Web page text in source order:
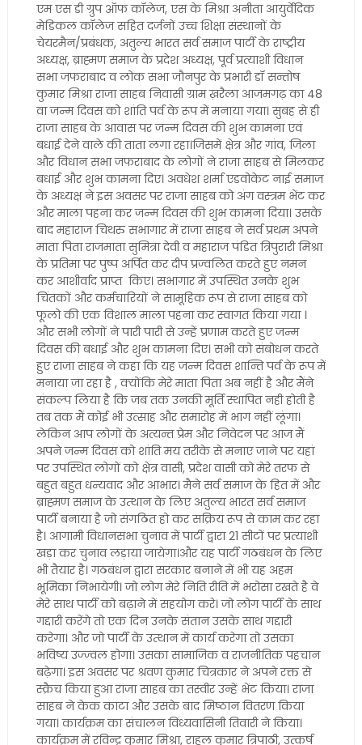
एम एस डी ग्रुप ऑफ कॉलेज, एस के मिश्रा अनीता आयुर्वेदिक
मेडिकल कॉलेज सहित दर्जनों उच्च शिक्षा संस्थानों के
चेयरमैन/प्रबंधक, अतुल्य भारत सर्व समाज पार्टी के राष्ट्रीय
अध्यक्ष, ब्राह्मण समाज के प्रदेश अध्यक्ष, पूर्व प्रत्याशी विधान
सभा जफराबाद व लोक सभा जौनपुर के प्रभारी डॉ सन्तोष
कुमार मिश्रा राजा साहब निवासी ग्राम ख़रैला आजमगढ़ का 48
वा जन्म दिवस को शांति पर्व के रूप में मनाया गया। सुबह से ही
राजा साहब के आवास पर जन्म दिवस की शुभ कामना एवं
बधाई देने वाले की ताता लगा रहा।जिसमें क्षेत्र और गांव, जिला
और विधान सभा जफराबाद के लोगों ने राजा साहब से मिलकर
बधाई और शुभ कामना दिए। अवधेश शर्मा एडवोकेट नाई समाज
के अध्यक्ष ने इस अवसर पर राजा साहब को अंग वस्त्रम भेंट कर
और माला पहना कर जन्म दिवस की शुभ कामना दिया। उसके
बाद महाराज चिथरु सभागार में राजा साहब ने सर्व प्रथम अपने
माता पिता राजमाता सुमित्रा देवी व महाराज पंडित त्रिपुरारी मिश्रा
के प्रतिमा पर पुष्प अर्पित कर दीप प्रज्वलित करते हुए नमन
कर आशीर्वाद प्राप्त किए। सभागार में उपस्थित उनके शुभ
चिंतकों और कर्मचारियों ने सामूहिक रूप से राजा साहब को
फूलो की एक विशाल माला पहना कर स्वागत किया गया ।
और सभी लोगों ने पारी पारी से उन्हें प्रणाम करते हुए जन्म
दिवस की बधाई और शुभ कामना दिए। सभी को संबोधन करते
हुए राजा साहब ने कहा कि यह जन्म दिवस शान्ति पर्व के रूप में
मनाया जा रहा है , क्योंकि मेरे माता पिता अब नहीं है और मैंने
संकल्प लिया है कि जब तक उनकी मूर्ति स्थापित नही होती है
तब तक मैं कोई भी उत्साह और समारोह में भाग नहीं लूंगा।
लेकिन आप लोगों के अत्यन्त प्रेम और निवेदन पर आज मैं
अपने जन्म दिवस को शांति मय तरीके से मनाए जाने पर यहां
पर उपस्थित लोगों को क्षेत्र वासी, प्रदेश वासी को मेरे तरफ से
बहुत बहुत धन्यवाद और आभार। मैने सर्व समाज के हित में और
ब्राह्मण समाज के उत्थान के लिए अतुल्य भारत सर्व समाज
पार्टी बनाया है जो संगठित हो कर सक्रिय रूप से काम कर रहा
है। आगामी विधानसभा चुनाव में पार्टी द्वारा 21 सीटों पर प्रत्याशी
खड़ा कर चुनाव लड़ाया जायेगा।और यह पार्टी गठबंधन के लिए
भी तैयार है। गठबंधन द्वारा सरकार बनाने में भी यह अहम
भूमिका निभायेगी। जो लोग मेरे निति रीति में भरोसा रखते है वे
मेरे साथ पार्टी को बढ़ाने में सहयोग करे। जो लोग पार्टी के साथ
गद्दारी करेंगे तो एक दिन उनके संतान उसके साथ गद्दारी
करेगा। और जो पार्टी के उत्थान में कार्य करेगा तो उसका
भविष्य उज्ज्वल होगा। उसका सामाजिक व राजनीतिक पहचान
बढ़ेगा। इस अवसर पर श्रवण कुमार चित्रकार ने अपने रक्त से
स्क्रैच किया हुआ राजा साहब का तस्वीर उन्हें भेंट किया। राजा
साहब ने केक काटा और उसके बाद मिष्ठान वितरण किया
गया। कार्यक्रम का संचालन विंध्यवासिनी तिवारी ने किया।
कार्यक्रम में रविन्द्र कुमार मिश्रा, राहुल कुमार त्रिपाठी, उत्कर्ष